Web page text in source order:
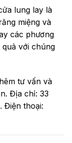
lung lay là
miệng và
các phương
với chúng
tư vấn và
Địa chỉ: 33
Điện thoại: